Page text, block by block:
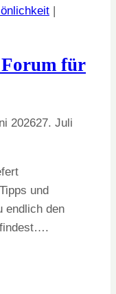
|
Forum für
202627. Juli
und
endlich den
findest….